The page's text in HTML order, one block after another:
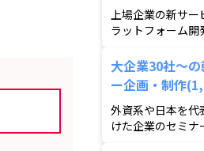
上場企業の新サ
ラットフォーム開
大企業30社〜
ー企画・制作
外資系や日本を代
けた企業のセミ